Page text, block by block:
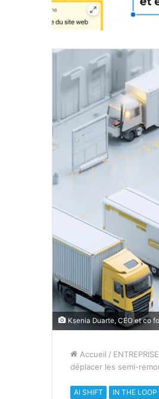
Ksenia Duarte, CEO et co
Accueil /
déplacer les semi-
AI SHIFT IN THE LOOP